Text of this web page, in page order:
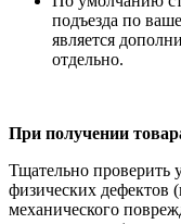
подъезда по
является
отдельно.
При получении
Тщательно проверить
физических дефектов
механического